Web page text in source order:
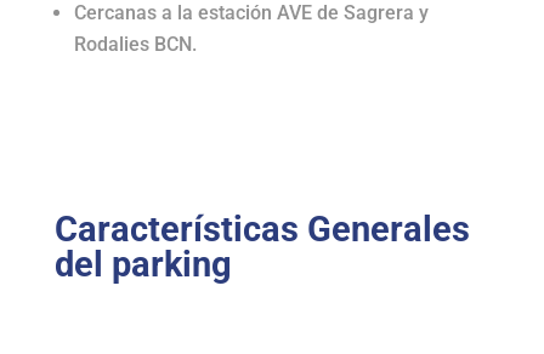
Cercanas a la estación AVE de Sagrera y
Rodalies BCN.
Características Generales
del parking